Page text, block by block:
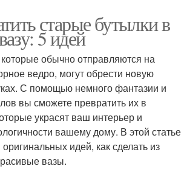
старые бутылки в
5 идей
обычно отправляются на
ведро, могут обрести новую
С помощью немного фантазии и
вы сможете превратить их в
украсят ваш интерьер и
вашему дому. В этой статье
идей, как сделать из
вазы.